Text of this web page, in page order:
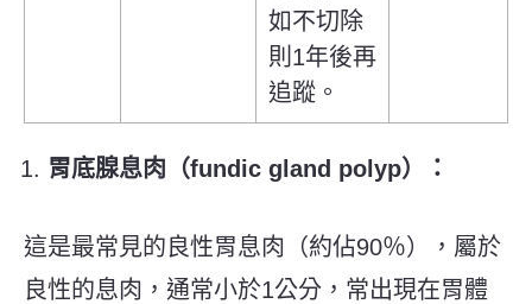
如不切除
則1年後再
追蹤。
胃底腺息肉（fundic gland polyp）：
這是最常見的良性胃息肉（約佔90％），屬於
良性的息肉，通常小於1公分，常出現在胃體